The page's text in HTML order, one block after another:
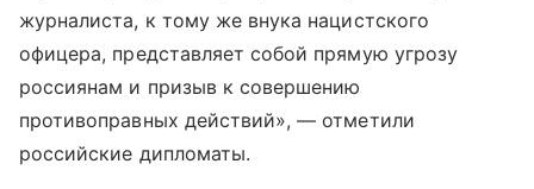
журналиста, к тому же внука нацистского
офицера, представляет собой прямую угрозу
россиянам и призыв к совершению
противоправных действий», — отметили
российские дипломаты.